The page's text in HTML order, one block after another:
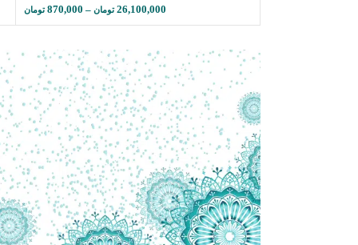
870,000 تومان – 26,100,000 تومان